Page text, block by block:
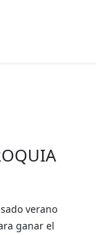
verano
ganar el